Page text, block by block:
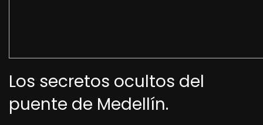
Los secretos ocultos del
puente de Medellín.